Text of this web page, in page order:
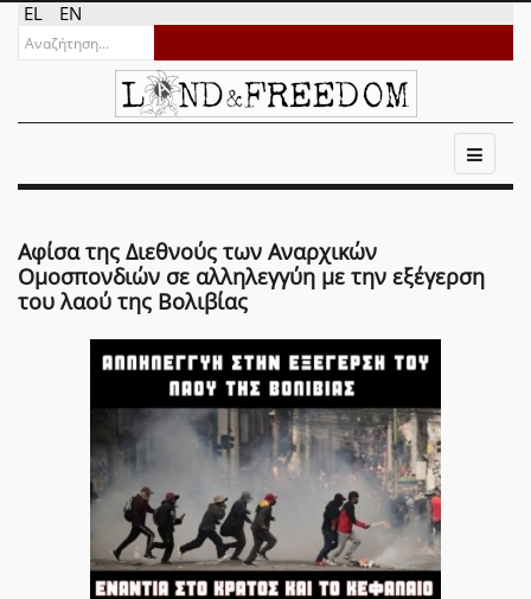
EL EN
Αφίσα της Διεθνούς των Αναρχικών
Ομοσπονδιών σε αλληλεγγύη με την εξέγερση
του λαού της Βολιβίας